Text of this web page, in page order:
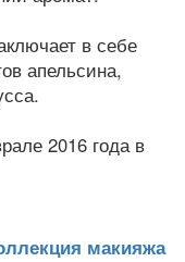
в себе
апельсина,
2016 года в
макияжа